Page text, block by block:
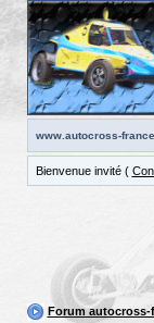
www.autocross-
Bienvenue invité (
Forum autocross-